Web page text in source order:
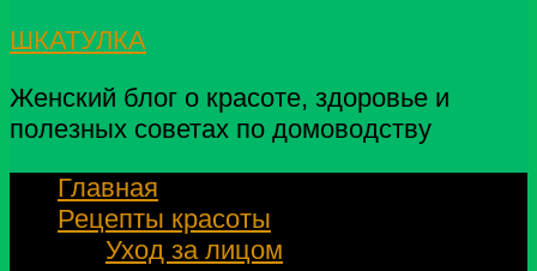
ШКАТУЛКА
Женский блог о красоте, здоровье и
полезных советах по домоводству
Главная
Рецепты красоты
Уход за лицом